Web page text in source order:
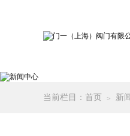
当前栏目： 首页 新